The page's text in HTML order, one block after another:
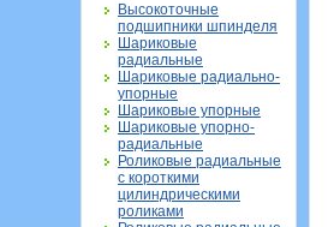
Высокоточные
подшипники шпинделя
Шариковые
радиальные
Шариковые радиально-
упорные
Шариковые упорные
Шариковые упорно-
радиальные
Роликовые радиальные
с короткими
цилиндрическими
роликами